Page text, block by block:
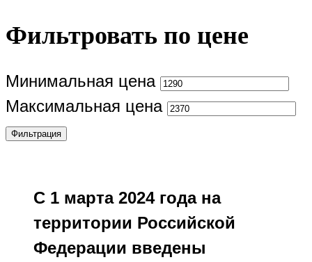
Фильтровать по цене
Минимальная цена
Максимальная цена
Фильтрация
С 1 марта 2024 года на
территории Российской
Федерации введены